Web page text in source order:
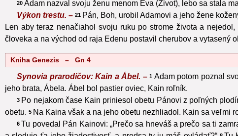
20 Adam nazval svoju ženu menom Eva (Život), lebo sa stala
Výkon trestu. –21 Pán, Boh, urobil Adamovi a jeho žene
Len aby teraz nenačiahol svoju ruku po strome života a nejedol,
človeka a na východ od raja Edenu postavil cherubov a vytasený
Kniha Genezis – Gn 4
Synovia prarodičov: Kain a Ábel. –1 Adam potom poznal
jeho brata, Ábela. Ábel bol pastier oviec, Kain roľník.
3 Po nejakom čase Kain priniesol obetu Pánovi z poľných
obetu. 5 Na Kaina však a na jeho obetu nezhliadol. Kain sa veľmi
6 Tu povedal Pán Kainovi: „Prečo sa hneváš a prečo sa ti